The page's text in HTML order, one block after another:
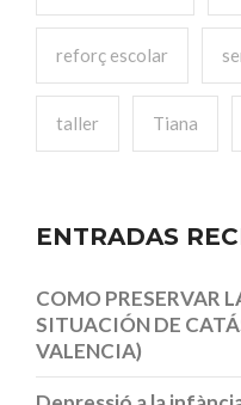
reforç escolar
taller Tiana
ENTRADAS
COMO PRESERVAR
SITUACIÓN DE
VALENCIA)